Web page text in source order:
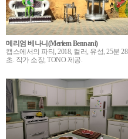
메리엄 베나니(Meriem Bennani)
캡스에서의 파티, 2018, 컬러, 유성, 25분 28
초. 작가 소장, TONO 제공.